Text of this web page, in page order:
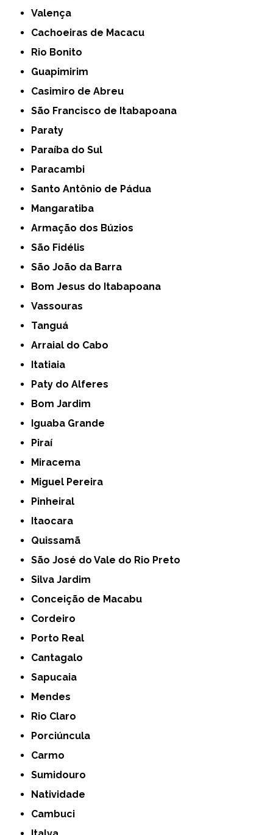
Valença
Cachoeiras de Macacu
Rio Bonito
Guapimirim
Casimiro de Abreu
São Francisco de Itabapoana
Paraty
Paraíba do Sul
Paracambi
Santo Antônio de Pádua
Mangaratiba
Armação dos Búzios
São Fidélis
São João da Barra
Bom Jesus do Itabapoana
Vassouras
Tanguá
Arraial do Cabo
Itatiaia
Paty do Alferes
Bom Jardim
Iguaba Grande
Piraí
Miracema
Miguel Pereira
Pinheiral
Itaocara
Quissamã
São José do Vale do Rio Preto
Silva Jardim
Conceição de Macabu
Cordeiro
Porto Real
Cantagalo
Sapucaia
Mendes
Rio Claro
Porciúncula
Carmo
Sumidouro
Natividade
Cambuci